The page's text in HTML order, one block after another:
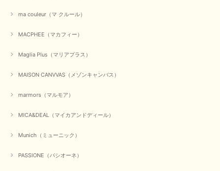
ma couleur（マ クルール）
MACPHEE（マカフィー）
Maglia Plus（マリアプラス）
MAISON CANVVAS（メゾンキャンバス）
marmors（マルモア）
MICA&DEAL（マイカアンドディール）
Munich（ミューニック）
PASSIONE（パシオーネ）